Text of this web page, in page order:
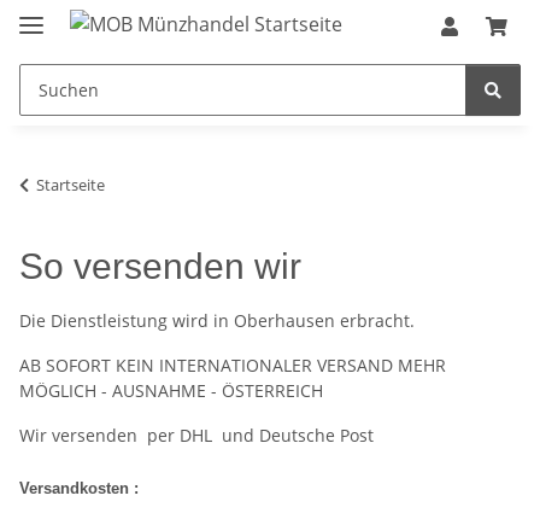
Startseite
So versenden wir
Die Dienstleistung wird in Oberhausen erbracht.
AB SOFORT KEIN INTERNATIONALER VERSAND MEHR
MÖGLICH - AUSNAHME - ÖSTERREICH
Wir versenden per DHL
und Deutsche Post
Versandkosten :